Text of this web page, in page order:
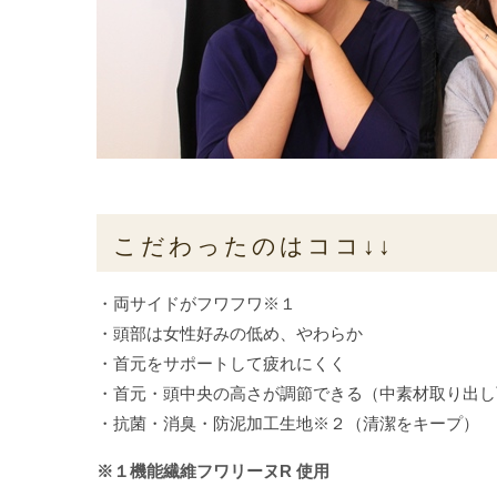
こだわったのはココ↓↓
・両サイドがフワフワ※１
・頭部は女性好みの低め、やわらか
・首元をサポートして疲れにくく
・首元・頭中央の高さが調節できる（中素材取り出
・抗菌・消臭・防泥加工生地※２（清潔をキープ）
※１機能繊維フワリーヌR 使用